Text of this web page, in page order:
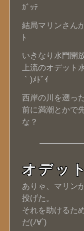
ｶﾞｯﾃ
結局マリンさん
ﾄ
いきなり水門開
上流のオデット
｀)ﾒﾄﾞｲ
西岸の川を遡っ
前に満潮とかで
な？
オデッ
ありゃ、マリン
投げた。
それを助けるた
だ(ﾉ∀`)